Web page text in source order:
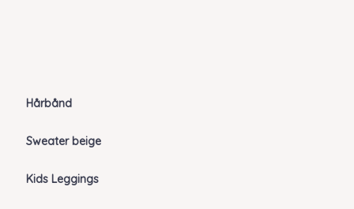
Hårbånd
Sweater beige
Kids Leggings